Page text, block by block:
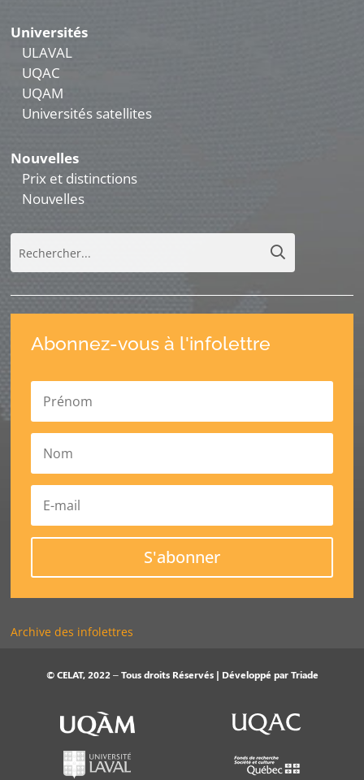
Universités
ULAVAL
UQAC
UQAM
Universités satellites
Nouvelles
Prix et distinctions
Nouvelles
Abonnez-vous à l'infolettre
S'abonner
Archive des infolettres
© CELAT, 2022 – Tous droits Réservés | Développé parTriade